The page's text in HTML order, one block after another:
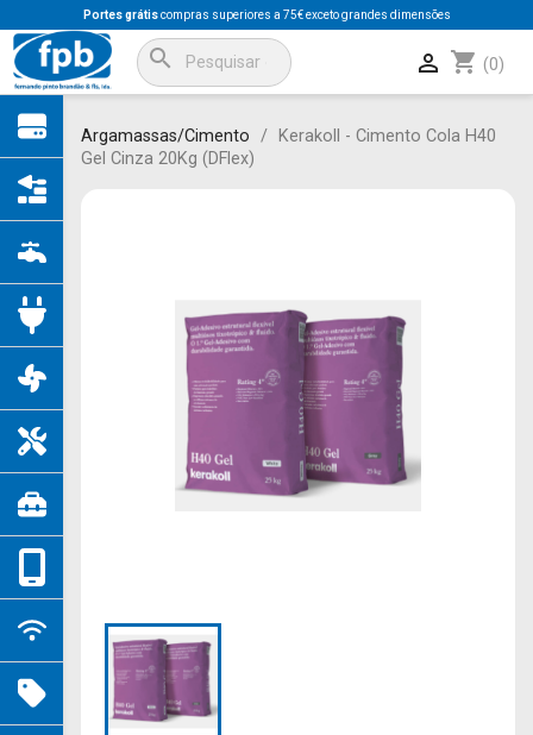
Portes grátiscompras superiores a 75€ exceto grandes dimensões
search shopping_cart (0)

Argamassas/Cimento
Kerakoll - Cimento Cola H40
Gel Cinza 20Kg (DFlex)